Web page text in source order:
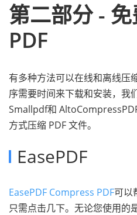
第二部分 -
PDF
有多种方法可以在线和离线压
序需要时间来下载和安装，我
Smallpdf和
方式压缩 PDF 文件。
EasePDF
EasePDF Compress PDF可以
只需点击几下。无论您使用的